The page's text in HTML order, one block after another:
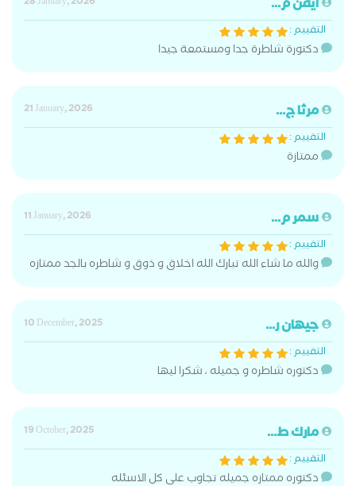
ايڤن م...
التقييم :
دكتورة شاطرة جدا ومستمعة جيدا
مرثا ج...
21 January, 2026
التقييم :
ممتازة
سمر م...
11 January, 2026
التقييم :
والله ما شاء الله تبارك الله اخلاق و ذوق و شاطره بالجد ممتازه
جيهان ر...
10 December, 2025
التقييم :
دكتوره شاطره و جميله ، شكرا ليها
مارك ط...
19 October, 2025
التقييم :
دكتوره ممتازه جميله تجاوب على كل الاسئله